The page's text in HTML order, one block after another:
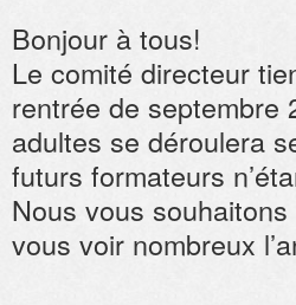
Bonjour à tous!
Le comité directeur
rentrée de septembre
adultes se déroulera
futurs formateurs
Nous vous
vous voir nombreux